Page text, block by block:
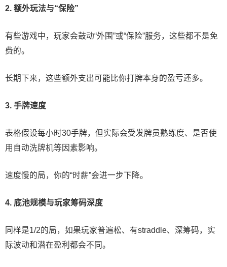
2. 额外玩法与“保险”
有些游戏中，玩家会鼓动“外围”或“保险”服务，这些都不是免
费的。
长期下来，这些额外支出可能比你打牌本身的盈亏还多。
3. 手牌速度
表格假设每小时30手牌，但实际会受发牌员熟练度、是否使
用自动洗牌机等因素影响。
速度慢的局，你的“时薪”会进一步下降。
4. 底池规模与玩家筹码深度
同样是1/2的局，如果玩家普遍松、有straddle、深筹码，实
际波动和潜在盈利都会不同。